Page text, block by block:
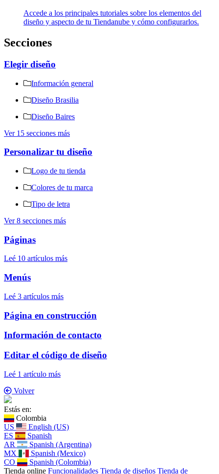
Accede a los principales tutoriales sobre los elementos del
diseño y aspecto de tu Tiendanube y cómo configurarlos.
Secciones
Elegir diseño
Información general
Diseño Brasilia
Diseño Baires
Ver 15 secciones más
Personalizar tu diseño
Logo de tu tienda
Colores de tu marca
Tipo de letra
Ver 8 secciones más
Páginas
Leé 10 artículos más
Menús
Leé 3 artículos más
Página en construcción
Información de contacto
Editar el código de diseño
Leé 1 artículo más
Volver
Estás en:
Colombia
US
English (US)
ES
Spanish
AR
Spanish (Argentina)
MX
Spanish (Mexico)
CO
Spanish (Colombia)
Tienda online Funcionalidades Tienda de diseños Tienda de